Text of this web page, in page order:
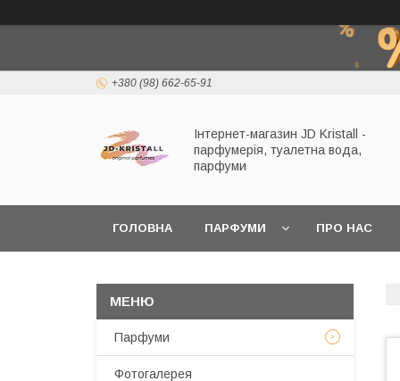
+380 (98) 662-65-91
Інтернет-магазин JD Kristall -
парфумерія, туалетна вода,
парфуми
ГОЛОВНА ПАРФУМИ ПРО НАС
Парфуми
Фотогалерея